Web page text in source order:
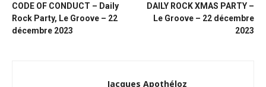
CODE OF CONDUCT – Daily
Rock Party, Le Groove – 22
décembre 2023
DAILY ROCK XMAS PARTY –
Le Groove – 22 décembre
2023
Jacques Apothéloz